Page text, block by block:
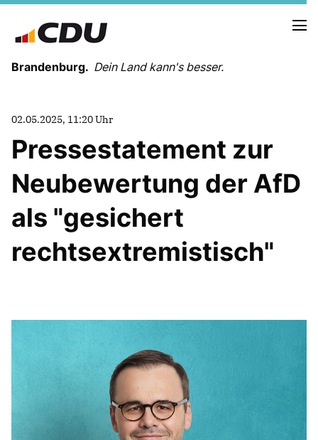
Brandenburg. Dein Land kann's besser.
LANDESVORSTAND
LANDESGESCHÄFTSSTELLE
ORGANISATION
KREISVERBÄNDE
VEREINIGUNGEN UND SONDERORGANISATIONEN
LANDESFACHAUSSCHÜSSE
IM LANDTAG
IN DER LANDESREGIERUNG
IM BUNDESTAG
IM EUROPÄISCHEN PARLAMENT
02.05.2025, 11:20 Uhr
Pressestatement zur
Neubewertung der AfD
als "gesichert
rechtsextremistisch"